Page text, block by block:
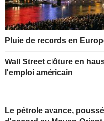
Pluie de records en
Wall Street clôture en
l'emploi américain
Le pétrole avance,